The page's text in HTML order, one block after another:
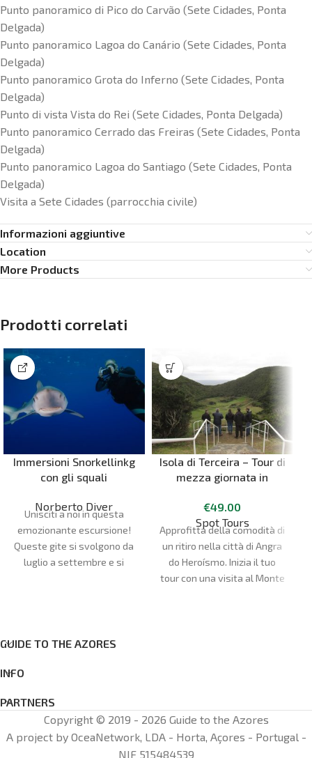
Punto panoramico di Pico do Carvão (Sete Cidades, Ponta
Delgada)
Punto panoramico Lagoa do Canário (Sete Cidades, Ponta
Delgada)
Punto panoramico Grota do Inferno (Sete Cidades, Ponta
Delgada)
Punto di vista Vista do Rei (Sete Cidades, Ponta Delgada)
Punto panoramico Cerrado das Freiras (Sete Cidades, Ponta
Delgada)
Punto panoramico Lagoa do Santiago (Sete Cidades, Ponta
Delgada)
Visita a Sete Cidades (parrocchia civile)
Informazioni aggiuntive
Location
More Products
Prodotti correlati
Immersioni Snorkellinkg
con gli squali
Norberto Diver
Unisciti a noi in questa
emozionante escursione!
Queste gite si svolgono da
luglio a settembre e si
In questo viaggio avrai
(Prionace glauca). È
un'esperienza unica nella
vita, in cui hai la possibilità
di entrare nel mondo di
Isola di Terceira – Tour di
mezza giornata in
€49.00
Spot Tours
Approfitta della comodità di
un ritiro nella città di Angra
do Heroísmo. Inizia il tuo
tour con una visita al Monte
GUIDE TO THE AZORES
INFO
PARTNERS
Copyright © 2019 - 2026 Guide to the Azores
A project by OceaNetwork, LDA - Horta, Açores - Portugal -
NIF 515484539